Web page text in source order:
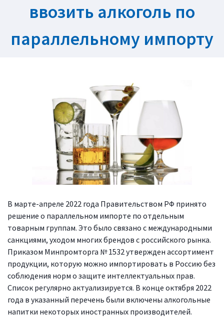
ввозить алкоголь по
параллельному импорту
В марте-апреле 2022 года Правительством РФ принято
решение о параллельном импорте по отдельным
товарным группам. Это было связано с международными
санкциями, уходом многих брендов с российского рынка.
Приказом Минпромторга № 1532 утвержден ассортимент
продукции, которую можно импортировать в Россию без
соблюдения норм о защите интеллектуальных прав.
Список регулярно актуализируется. В конце октября 2022
года в указанный перечень были включены алкогольные
напитки некоторых иностранных производителей.